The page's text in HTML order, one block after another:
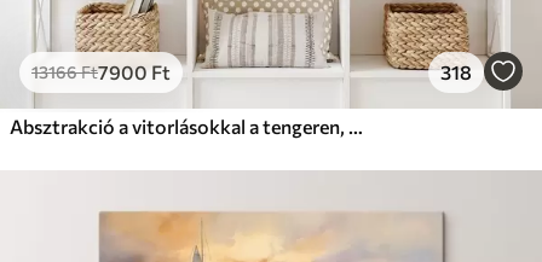
13166Ft7900 Ft 318
Absztrakció a vitorlásokkal a tengeren, akril stílusban, naplemente